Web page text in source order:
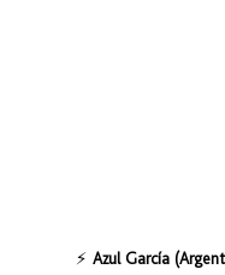
⚡ Azul García